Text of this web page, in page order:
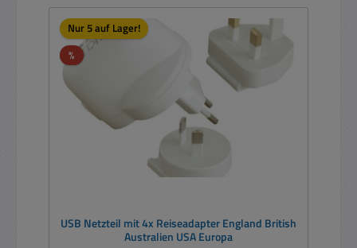
Nur 5 auf Lager!
%Rabatt
USB Netzteil mit 4x Reiseadapter England British
Australien USA Europa